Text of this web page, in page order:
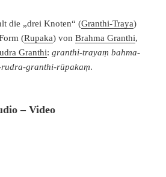
die „drei Knoten“ (Granthi-Traya)
(Rupaka) vonBrahma Granthi,
Granthi:granthi-trayaṃ bahma-
granthi-rūpakaṃ.
– Video